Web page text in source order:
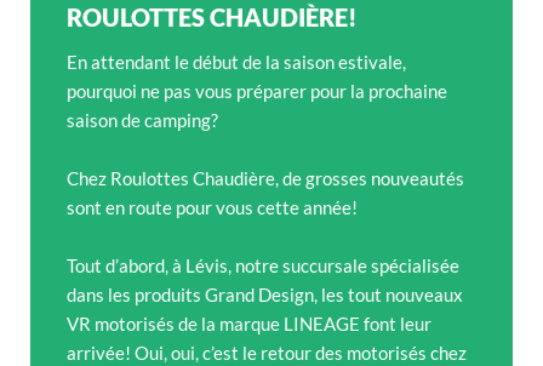
ROULOTTES CHAUDIÈRE!
En attendant le début de la saison estivale,
pourquoi ne pas vous préparer pour la prochaine
saison de camping?
Chez Roulottes Chaudière, de grosses nouveautés
sont en route pour vous cette année!
Tout d’abord, à Lévis, notre succursale spécialisée
dans les produits Grand Design, les tout nouveaux
VR motorisés de la marque LINEAGE font leur
arrivée! Oui, oui, c’est le retour des motorisés chez